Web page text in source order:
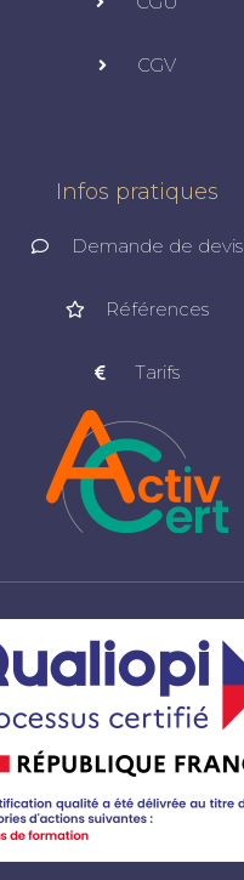
CGV
Infos pratiques
Demande de devis
Références
Tarifs